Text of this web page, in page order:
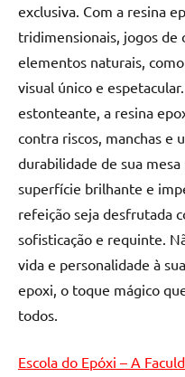
mesas
de
tampinhas
exclusiva. Com a resina
tridimensionais, jogos de
elementos naturais,
visual único e
estonteante, a resina
contra riscos, manchas e
durabilidade de sua
superfície brilhante e
refeição seja desfrutada
sofisticação e requinte.
vida e personalidade à
epoxi, o toque mágico
todos.
Escola do Epóxi – A